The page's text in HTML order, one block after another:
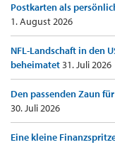
Postkarten als
1. August 2026
NFL-Landschaft in den
beheimatet31. Juli 2026
Den passenden Zaun
30. Juli 2026
Eine kleine